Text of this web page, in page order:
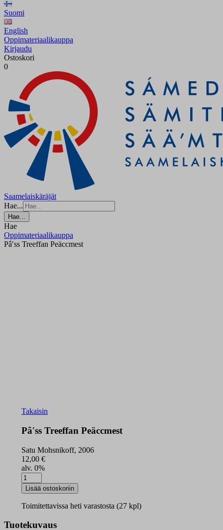
Suomi
English
Oppimateriaalikauppa
Kirjaudu
Ostoskori
0
Saamelaiskäräjät
Hae...
Hae...
Hae
Oppimateriaalikauppa
Pâʹss Treeffan Peäccmest
Takaisin
Pâʹss Treeffan Peäccmest
Satu Mohsnikoff, 2006
12,00 €
alv. 0%
Pâʹss
Treeffan
Peäccmest
määrä
Lisää ostoskoriin
Toimitettavissa heti varastosta (27 kpl)
Tuotekuvaus